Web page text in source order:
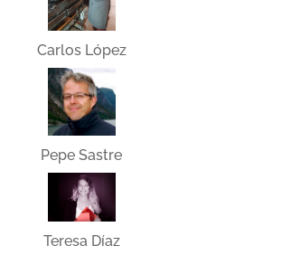
Carlos López
Pepe Sastre
Teresa Díaz